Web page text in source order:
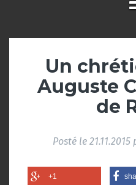
Un
Auguste
de
Posté le 21.11.2015
+1